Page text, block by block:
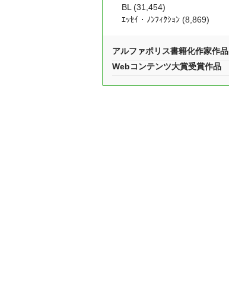
BL (31,454)
ｴｯｾｲ・ﾉﾝﾌｨｸｼｮﾝ (8,869)
アルファポリス書籍化作家作品
Webコンテンツ大賞受賞作品